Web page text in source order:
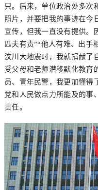
只。后来，单位政治处多次
照片，并要把我的事迹在今
宣传，但我一直没有提供。
匹夫有责”“他人有难、出手
汶川大地震时，我就捐献了
受父母和老师潜移默化教育
员、青年民警，我更加懂得
党和人民做点力所能及的事
责任。